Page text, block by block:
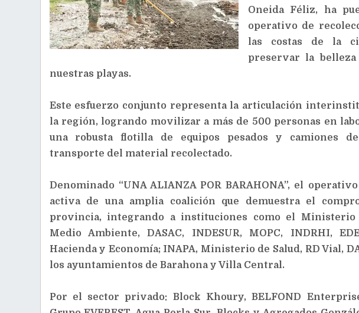
Oneida Féliz, ha
operativo de
las costas de la
preservar la
nuestras playas.
Este esfuerzo conjunto representa la articulación
la región, logrando movilizar a más de 500 personas en
una robusta flotilla de equipos pesados y camiones
transporte del material recolectado.
Denominado “UNA ALIANZA POR BARAHONA”, el
activa de una amplia coalición que demuestra el
provincia, integrando a instituciones como el
Medio Ambiente, DASAC, INDESUR, MOPC, INDRHI,
Hacienda y Economía; INAPA, Ministerio de Salud, RD Vial,
los ayuntamientos de Barahona y Villa Central.
Por el sector privado: Block Khoury, BELFOND